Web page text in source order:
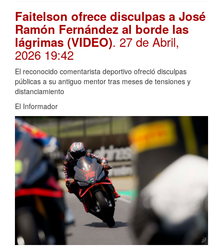
Faitelson ofrece disculpas a José
Ramón Fernández al borde las
lágrimas (VIDEO). 27 de Abril,
2026 19:42
El reconocido comentarista deportivo ofreció disculpas
públicas a su antiguo mentor tras meses de tensiones y
distanciamiento
El Informador